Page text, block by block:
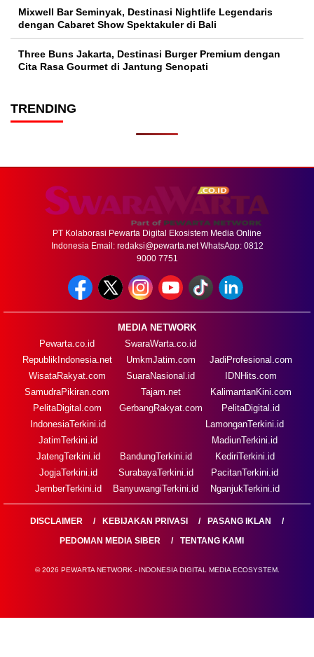
Mixwell Bar Seminyak, Destinasi Nightlife Legendaris
dengan Cabaret Show Spektakuler di Bali
Three Buns Jakarta, Destinasi Burger Premium dengan
Cita Rasa Gourmet di Jantung Senopati
TRENDING
PT Kolaborasi Pewarta Digital Ekosistem Media Online
Indonesia Email: redaksi@pewarta.netWhatsApp: 0812
9000 7751
MEDIA NETWORK
Pewarta.co.id
RepublikIndonesia.net
WisataRakyat.com
SamudraPikiran.com
PelitaDigital.com
SwaraWarta.co.id
UmkmJatim.com
SuaraNasional.id
Tajam.net
GerbangRakyat.com
JadiProfesional.com
IDNHits.com
KalimantanKini.com
PelitaDigital.id
IndonesiaTerkini.id
JatimTerkini.id
JatengTerkini.id
JogjaTerkini.id
JemberTerkini.id
BandungTerkini.id
SurabayaTerkini.id
BanyuwangiTerkini.id
LamonganTerkini.id
MadiunTerkini.id
KediriTerkini.id
PacitanTerkini.id
NganjukTerkini.id
DISCLAIMER KEBIJAKAN PRIVASI
PASANG IKLAN
PEDOMAN MEDIA SIBER
TENTANG KAMI
© 2026 PEWARTA NETWORK - INDONESIA DIGITAL MEDIA ECOSYSTEM.